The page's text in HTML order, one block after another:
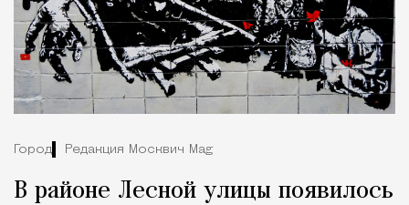
Город Редакция Москвич Mag
В районе Лесной улицы появилось